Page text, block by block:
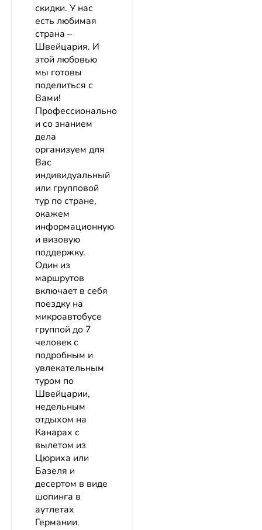
скидки. У нас
есть любимая
страна –
Швейцария. И
этой любовью
мы готовы
поделиться с
Вами!
Профессионально
и со знанием
дела
организуем для
Вас
индивидуальный
или групповой
тур по стране,
окажем
информационную
и визовую
поддержку.
Один из
маршрутов
включает в себя
поездку на
микроавтобусе
группой до 7
человек с
подробным и
увлекательным
туром по
Швейцарии,
недельным
отдыхом на
Канарах с
вылетом из
Цюриха или
Базеля и
десертом в виде
шопинга в
аутлетах
Германии.